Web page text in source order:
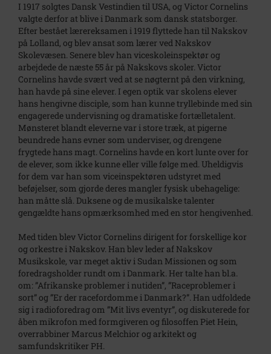
I 1917 solgtes Dansk Vestindien til USA, og Victor Cornelins
valgte derfor at blive i Danmark som dansk statsborger.
Efter bestået lærereksamen i 1919 flyttede han til Nakskov
på Lolland, og blev ansat som lærer ved Nakskov
Skolevæsen. Senere blev han viceskoleinspektør og
arbejdede de næste 55 år på Nakskovs skoler. Victor
Cornelins havde svært ved at se nøgternt på den virkning,
han havde på sine elever. I egen optik var skolens elever
hans hengivne disciple, som han kunne tryllebinde med sin
engagerede undervisning og dramatiske fortælletalent.
Mønsteret blandt eleverne var i store træk, at pigerne
beundrede hans evner som underviser, og drengene
frygtede hans magt. Cornelins havde en kort lunte over for
de elever, som ikke kunne eller ville følge med. Uheldigvis
for dem var han som viceinspektøren udstyret med
beføjelser, som gjorde deres mangler fysisk ubehagelige:
han måtte slå. Duksene og de musikalske talenter
gengældte hans opmærksomhed med en stor hengivenhed.
Med tiden blev Victor Cornelins dirigent for forskellige kor
og orkestre i Nakskov. Han blev leder af Nakskov
Musikskole, var meget aktiv i Sudan Missionen og som
foredragsholder rundt om i Danmark. Her talte han bl.a.
om: ”Afrikanske problemer i nutiden”, ”Raceproblemer i
sort” og ”Er der racefordomme i Danmark?”. Han udfoldede
sig i radioforedrag om ”Mit livs eventyr”, og diskuterede for
åben mikrofon med formgiveren og filosoffen Piet Hein,
overrabbiner Marcus Melchior og arkitekt og
samfundskritiker PH.